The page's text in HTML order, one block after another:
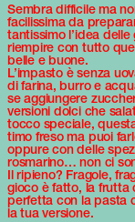
Sembra difficile ma
facilissima da
tantissimo l’idea delle
riempire con tutto
belle e buone.
L’impasto è senza
di farina, burro e
se aggiungere
versioni dolci che
tocco speciale,
timo freso ma puoi
oppure con delle
rosmarino… non ci
Il ripieno? Fragole,
gioco è fatto, la frutta
perfetta con la pasta
la tua versione.